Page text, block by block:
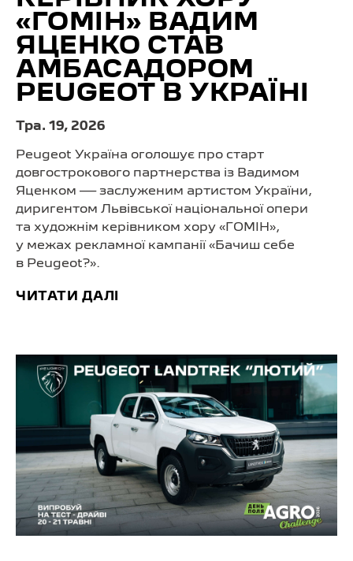
«ГОМІН» ВАДИМ
ЯЦЕНКО СТАВ
АМБАСАДОРОМ
PEUGEOT В УКРАЇНІ
Тра. 19, 2026
Peugeot Україна оголошує про старт
довгострокового партнерства із Вадимом
Яценком — заслуженим артистом України,
диригентом Львівської національної опери
та художнім керівником хору «ГОМІН»,
у межах рекламної кампанії «Бачиш себе
в Peugeot?».
ЧИТАТИ ДАЛІ